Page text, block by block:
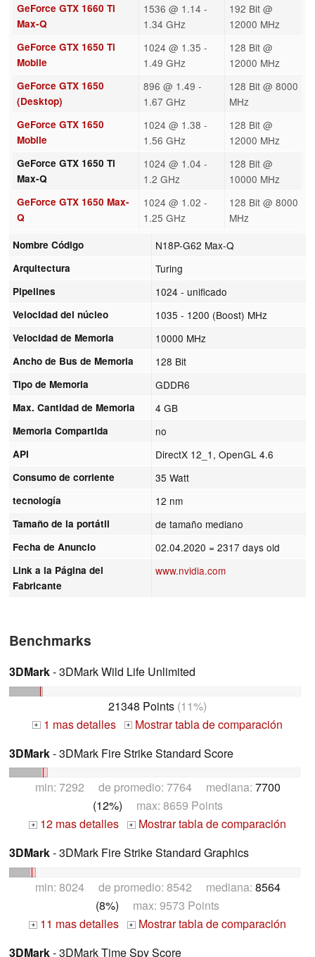
GeForce GTX 1660 Ti
Max-Q
1536 @ 1.14 -
1.34 GHz
192 Bit @
12000 MHz
GeForce GTX 1650 Ti
Mobile
1024 @ 1.35 -
1.49 GHz
128 Bit @
12000 MHz
GeForce GTX 1650
(Desktop)
896 @ 1.49 -
1.67 GHz
128 Bit @ 8000
MHz
GeForce GTX 1650
Mobile
1024 @ 1.38 -
1.56 GHz
128 Bit @
12000 MHz
GeForce GTX 1650 Ti
Max-Q
1024 @ 1.04 -
1.2 GHz
128 Bit @
10000 MHz
GeForce GTX 1650 Max-
Q
1024 @ 1.02 -
1.25 GHz
128 Bit @ 8000
MHz
Nombre Código N18P-G62 Max-Q
Arquitectura Turing
Pipelines 1024 - unificado
Velocidad del núcleo 1035 - 1200 (Boost) MHz
Velocidad de Memoria 10000 MHz
Ancho de Bus de Memoria 128 Bit
Tipo de Memoria GDDR6
Max. Cantidad de Memoria 4 GB
Memoria Compartida no
API DirectX 12_1, OpenGL 4.6
Consumo de corriente 35 Watt
tecnología 12 nm
Tamaño de la portátil de tamaño mediano
Fecha de Anuncio 02.04.2020 = 2317 days old
Link a la Página del
Fabricante
www.nvidia.com
Benchmarks
3DMark- 3DMark Wild Life Unlimited
21348 Points (11%)
+ 1 mas detalles +
Mostrar tabla de comparación
3DMark- 3DMark Fire Strike Standard Score
min: 7292 de promedio: 7764 mediana: 7700
(12%) max: 8659 Points
+ 12 mas detalles + Mostrar tabla de comparación
3DMark- 3DMark Fire Strike Standard Graphics
min: 8024 de promedio: 8542 mediana: 8564
(8%) max: 9573 Points
+ 11 mas detalles + Mostrar tabla de comparación
3DMark- 3DMark Time Spy Score